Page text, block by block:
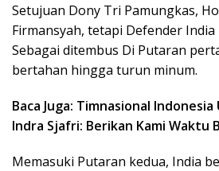
Setujuan Dony Tri Pamungkas,
Firmansyah, tetapi Defender
Sebagai ditembus Di Putaran
bertahan hingga turun minum.
Baca Juga: Timnasional
Indra Sjafri: Berikan Kami Waktu
Memasuki Putaran kedua, India